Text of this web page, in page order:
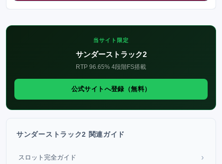
当サイト限定
サンダーストラック2
RTP 96.65% 4段階FS搭載
公式サイトへ登録（無料）
サンダーストラック2 関連ガイド
スロット完全ガイド ›